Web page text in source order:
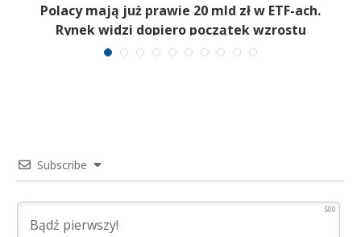
Polacy mają już prawie 20 mld zł w ETF-ach.
Rynek widzi dopiero początek wzrostu
Subscribe
500